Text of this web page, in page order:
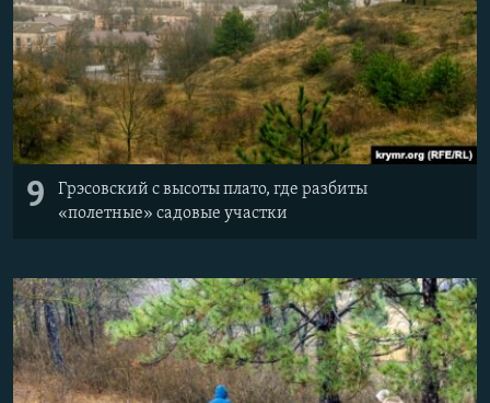
9
Грэсовский с высоты плато, где разбиты
«полетные» садовые участки